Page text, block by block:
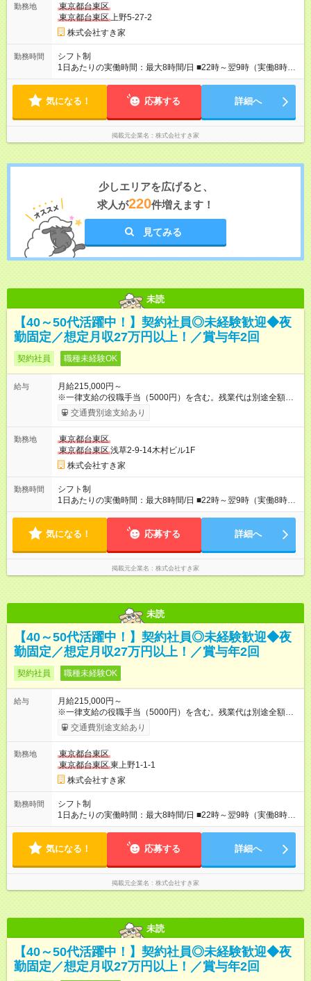
勤務地
東京都台東区
東京都台東区上野5-27-2
株式会社すき家
勤務時間
シフト制
1日あたりの実働時間：最大8時間/日 ■22時～翌9時（実働8時
間） ※上記はあくまでも一例です。店舗により、時間が前後す
のシフトを組んでいます。 ★各店舗のサポートのために本社に
気になる！ 応募する 詳細へ
掲載元企業名 株式会社すき家
少しエリアを広げると、
求人が220件増えます！
見てみる
未読
【40～50代活躍中！】契約社員◎未経験歓迎◆夜
勤固定／想定月収27万円以上！／賞与年2回
契約社員 職種未経験OK
給与
月給215,000円～
※一律支給の役職手当（5000円）を含む。残業代は別途全額支
給。 ※深夜勤務手当は、残業時間等により変動します。 ※想定
月収27万円以上 ※最大4回昇給のチャンスあり ※賞与年2回支給
交通費別途支給あり
勤務地
東京都台東区
東京都台東区浅草2-9-14木村ビル1F
株式会社すき家
勤務時間
シフト制
1日あたりの実働時間：最大8時間/日 ■22時～翌9時（実働8時
間） ※上記はあくまでも一例です。店舗により、時間が前後す
のシフトを組んでいます。 ★各店舗のサポートのために本社に
気になる！ 応募する 詳細へ
掲載元企業名 株式会社すき家
未読
【40～50代活躍中！】契約社員◎未経験歓迎◆夜
勤固定／想定月収27万円以上！／賞与年2回
契約社員 職種未経験OK
給与
月給215,000円～
※一律支給の役職手当（5000円）を含む。残業代は別途全額支
給。 ※深夜勤務手当は、残業時間等により変動します。 ※想定
月収27万円以上 ※最大4回昇給のチャンスあり ※賞与年2回支給
交通費別途支給あり
勤務地
東京都台東区
東京都台東区東上野1-1-1
株式会社すき家
勤務時間
シフト制
1日あたりの実働時間：最大8時間/日 ■22時～翌9時（実働8時
間） ※上記はあくまでも一例です。店舗により、時間が前後す
のシフトを組んでいます。 ★各店舗のサポートのために本社に
気になる！ 応募する 詳細へ
掲載元企業名 株式会社すき家
未読
【40～50代活躍中！】契約社員◎未経験歓迎◆夜
勤固定／想定月収27万円以上！／賞与年2回